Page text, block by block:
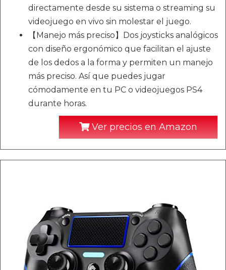
directamente desde su sistema o streaming su
videojuego en vivo sin molestar el juego.
【Manejo más preciso】Dos joysticks analógicos
con diseño ergonómico que facilitan el ajuste
de los dedos a la forma y permiten un manejo
más preciso. Así que puedes jugar
cómodamente en tu PC o videojuegos PS4
durante horas.
Ver precios en Amazon